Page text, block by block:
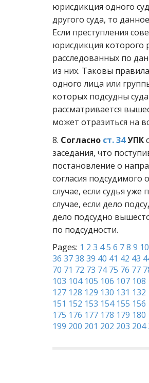
юрисдикция одного
другого суда, то
Если преступления
юрисдикция которого
расследованных по
из них. Таковы
одного лица или
которых подсудны
рассматривается
может отразиться на
8. Согласно ст. 34УПК
заседания, что
постановление о
согласия подсудимого
случае, если судья
случае, если дело
дело подсудно
по подсудности.
Pages: 1 2 3 45 6 78 9 10
36 3738 39 40 41 42 43
70 71 72 73 74 75 76 77
103 104 105 106 107 108
127 128 129 130 131 132
151 152 153 154 155 156
175 176 177 178 179 180
199 200 201 202 203 204